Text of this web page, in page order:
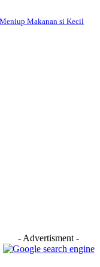
Makanan si Kecil
- Advertisment -